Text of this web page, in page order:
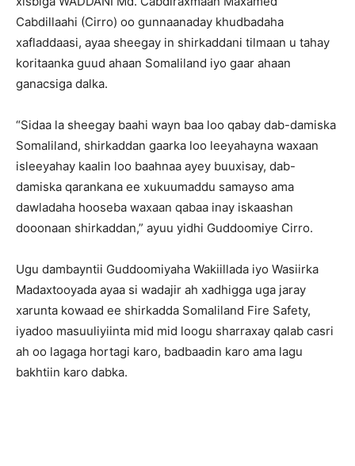
Cabdillaahi (Cirro) oo gunnaanaday khudbadaha
xafladdaasi, ayaa sheegay in shirkaddani tilmaan u tahay
koritaanka guud ahaan Somaliland iyo gaar ahaan
ganacsiga dalka.
“Sidaa la sheegay baahi wayn baa loo qabay dab-damiska
Somaliland, shirkaddan gaarka loo leeyahayna waxaan
isleeyahay kaalin loo baahnaa ayey buuxisay, dab-
damiska qarankana ee xukuumaddu samayso ama
dawladaha hooseba waxaan qabaa inay iskaashan
dooonaan shirkaddan,” ayuu yidhi Guddoomiye Cirro.
Ugu dambayntii Guddoomiyaha Wakiillada iyo Wasiirka
Madaxtooyada ayaa si wadajir ah xadhigga uga jaray
xarunta kowaad ee shirkadda Somaliland Fire Safety,
iyadoo masuuliyiinta mid mid loogu sharraxay qalab casri
ah oo lagaga hortagi karo, badbaadin karo ama lagu
bakhtiin karo dabka.